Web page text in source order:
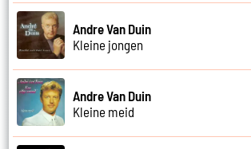
Andre Van Duin
Kleine jongen
Andre Van Duin
Kleine meid